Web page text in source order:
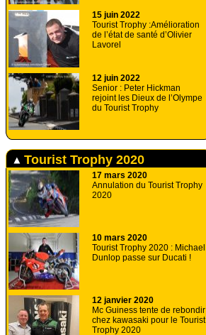
15 juin 2022
Tourist Trophy :Amélioration
de l’état de santé d’Olivier
Lavorel
12 juin 2022
Senior : Peter Hickman
rejoint les Dieux de l’Olympe
du Tourist Trophy
Tourist Trophy 2020
17 mars 2020
Annulation du Tourist Trophy
2020
10 mars 2020
Tourist Trophy 2020 : Michael
Dunlop passe sur Ducati !
12 janvier 2020
Mc Guiness tente de rebondir
chez kawasaki pour le Tourist
Trophy 2020